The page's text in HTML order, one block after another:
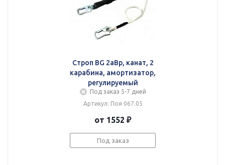
Строп BG 2аВр, канат, 2
карабина, амортизатор,
регулируемый
Под заказ 5-7 дней
Артикул: Поя 067.05
от 1552 ₽
Под заказ